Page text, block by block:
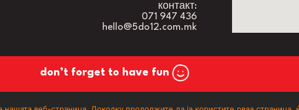
контакт:
071 947 436
hello@5do12.com.mk
don’t forget to have fun